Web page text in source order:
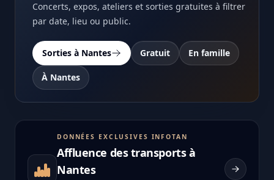
Concerts, expos, ateliers et sorties gratuites à filtrer
par date, lieu ou public.
Sorties à Nantes Gratuit En famille
À Nantes
DONNÉES EXCLUSIVES INFOTAN
Affluence des transports à
Nantes